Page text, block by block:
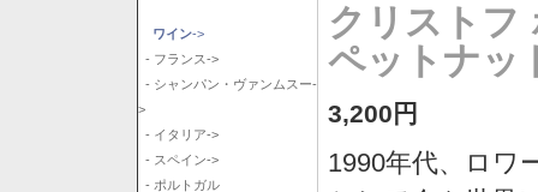
ワイン->
- フランス->
- シャンパン・ヴァンムスー-
>
- イタリア->
- スペイン->
- ポルトガル
クリスト
ペットナ
3,200円
1990年代、ロワ